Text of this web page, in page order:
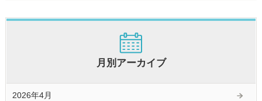
月別アーカイブ
2026年4月